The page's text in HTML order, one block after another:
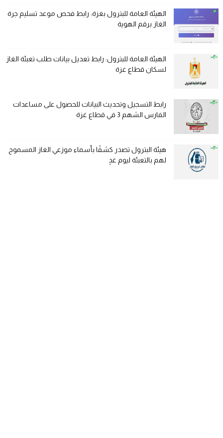
الهيئة العامة للبترول بغزة: رابط فحص موعد تسليم جرة
الغاز برقم الهوية
الهيئة العامة للبترول: رابط تعديل بيانات طلب تعبئة الغاز
لسكان قطاع غزة
رابط التسجيل وتحديث البيانات للحصول على مساعدات
الفارس الشهم 3 في قطاع غزة
هيئة البترول تصدر كشفًا بأسماء موزعي الغاز المسموح
لهم بالتعبئة ليوم غدٍ